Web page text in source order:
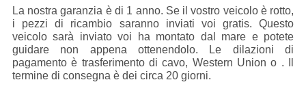
La nostra garanzia è di 1 anno. Se il vostro veicolo è rotto,
i pezzi di ricambio saranno inviati voi gratis. Questo
veicolo sarà inviato voi ha montato dal mare e potete
guidare non appena ottenendolo. Le dilazioni di
pagamento è trasferimento di cavo, Western Union o . Il
termine di consegna è dei circa 20 giorni.